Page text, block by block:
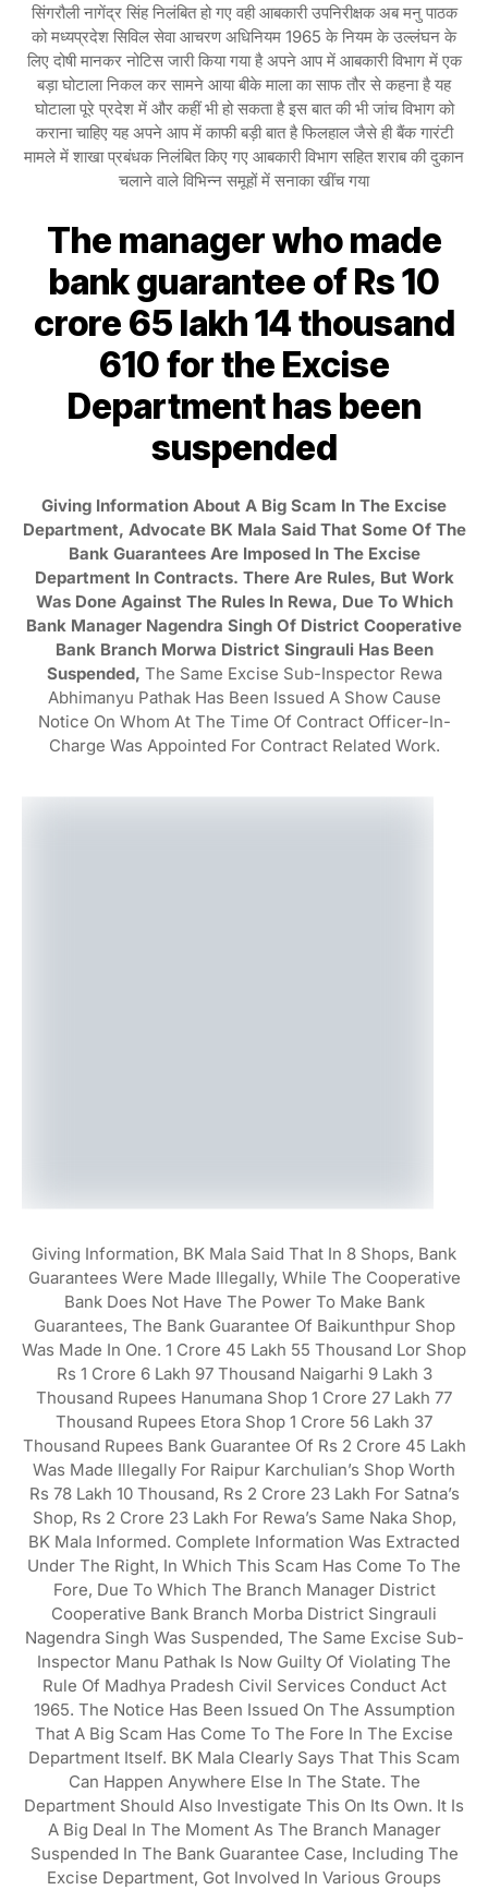
सिंगरौली नागेंद्र सिंह निलंबित हो गए वही आबकारी उपनिरीक्षक अब मनु पाठक
को मध्यप्रदेश सिविल सेवा आचरण अधिनियम 1965 के नियम के उल्लंघन के
लिए दोषी मानकर नोटिस जारी किया गया है अपने आप में आबकारी विभाग में एक
बड़ा घोटाला निकल कर सामने आया बीके माला का साफ तौर से कहना है यह
घोटाला पूरे प्रदेश में और कहीं भी हो सकता है इस बात की भी जांच विभाग को
कराना चाहिए यह अपने आप में काफी बड़ी बात है फिलहाल जैसे ही बैंक गारंटी
मामले में शाखा प्रबंधक निलंबित किए गए आबकारी विभाग सहित शराब की दुकान
चलाने वाले विभिन्न समूहों में सनाका खींच गया
The manager who made
bank guarantee of Rs 10
crore 65 lakh 14 thousand
610 for the Excise
Department has been
suspended
Giving Information About A Big Scam In The Excise
Department, Advocate BK Mala Said That Some Of The
Bank Guarantees Are Imposed In The Excise
Department In Contracts. There Are Rules, But Work
Was Done Against The Rules In Rewa, Due To Which
Bank Manager Nagendra Singh Of District Cooperative
Bank Branch Morwa District Singrauli Has Been
Suspended, The Same Excise Sub-Inspector Rewa
Abhimanyu Pathak Has Been Issued A Show Cause
Notice On Whom At The Time Of Contract Officer-In-
Charge Was Appointed For Contract Related Work.
Giving Information, BK Mala Said That In 8 Shops, Bank
Guarantees Were Made Illegally, While The Cooperative
Bank Does Not Have The Power To Make Bank
Guarantees, The Bank Guarantee Of Baikunthpur Shop
Was Made In One. 1 Crore 45 Lakh 55 Thousand Lor Shop
Rs 1 Crore 6 Lakh 97 Thousand Naigarhi 9 Lakh 3
Thousand Rupees Hanumana Shop 1 Crore 27 Lakh 77
Thousand Rupees Etora Shop 1 Crore 56 Lakh 37
Thousand Rupees Bank Guarantee Of Rs 2 Crore 45 Lakh
Was Made Illegally For Raipur Karchulian’s Shop Worth
Rs 78 Lakh 10 Thousand, Rs 2 Crore 23 Lakh For Satna’s
Shop, Rs 2 Crore 23 Lakh For Rewa’s Same Naka Shop,
BK Mala Informed. Complete Information Was Extracted
Under The Right, In Which This Scam Has Come To The
Fore, Due To Which The Branch Manager District
Cooperative Bank Branch Morba District Singrauli
Nagendra Singh Was Suspended, The Same Excise Sub-
Inspector Manu Pathak Is Now Guilty Of Violating The
Rule Of Madhya Pradesh Civil Services Conduct Act
1965. The Notice Has Been Issued On The Assumption
That A Big Scam Has Come To The Fore In The Excise
Department Itself. BK Mala Clearly Says That This Scam
Can Happen Anywhere Else In The State. The
Department Should Also Investigate This On Its Own. It Is
A Big Deal In The Moment As The Branch Manager
Suspended In The Bank Guarantee Case, Including The
Excise Department, Got Involved In Various Groups